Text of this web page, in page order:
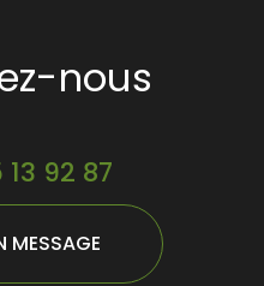
nous
92 87
MESSAGE